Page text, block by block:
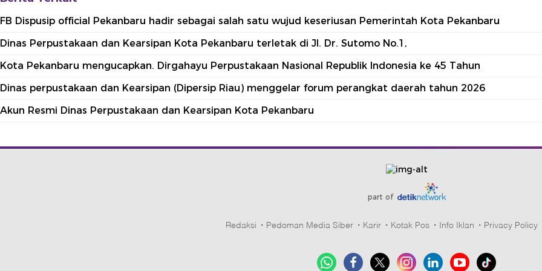
FB Dispusip official Pekanbaru hadir sebagai salah satu wujud keseriusan Pemerintah Kota Pekanbaru
Dinas Perpustakaan dan Kearsipan Kota Pekanbaru terletak di Jl. Dr. Sutomo No.1,
Kota Pekanbaru mengucapkan. Dirgahayu Perpustakaan Nasional Republik Indonesia ke 45 Tahun
Dinas perpustakaan dan Kearsipan (Dipersip Riau) menggelar forum perangkat daerah tahun 2026
Akun Resmi Dinas Perpustakaan dan Kearsipan Kota Pekanbaru
part of
Redaksi Pedoman Media Siber Karir Kotak Pos Info Iklan Privacy Policy